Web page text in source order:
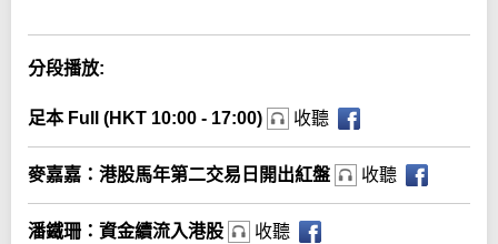
分段播放:
足本 Full (HKT 10:00 - 17:00) 收聽
麥嘉嘉：港股馬年第二交易日開出紅盤 收聽
潘鐵珊：資金續流入港股 收聽